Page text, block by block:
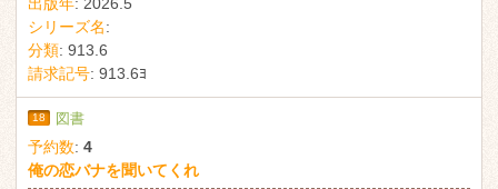
シリーズ名:
分類: 913.6
請求記号: 913.6ﾖ
18 図書
予約数: 4
俺の恋バナを聞いてくれ